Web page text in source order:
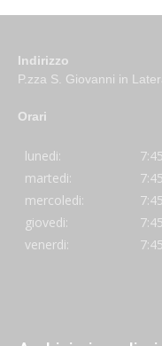
Indirizzo
P.zza S. Giovanni in
Orari
lunedi:
martedi:
mercoledi:
giovedi:
venerdi: